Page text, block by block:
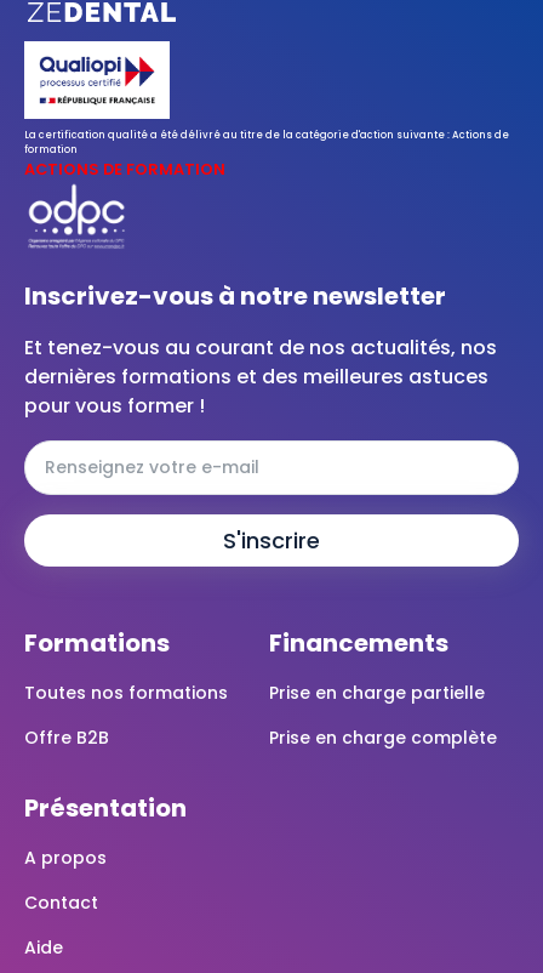
La certification qualité a été délivré au titre de la catégorie d'action suivante : Actions de
formation
ACTIONS DE FORMATION
Formations
Toutes nos formations
Offre B2B
Financements
Prise en charge partielle
Prise en charge complète
Présentation
A propos
Contact
Aide
Inscrivez-vous à notre newsletter
Et tenez-vous au courant de nos actualités, nos
dernières formations et des meilleures astuces
pour vous former !